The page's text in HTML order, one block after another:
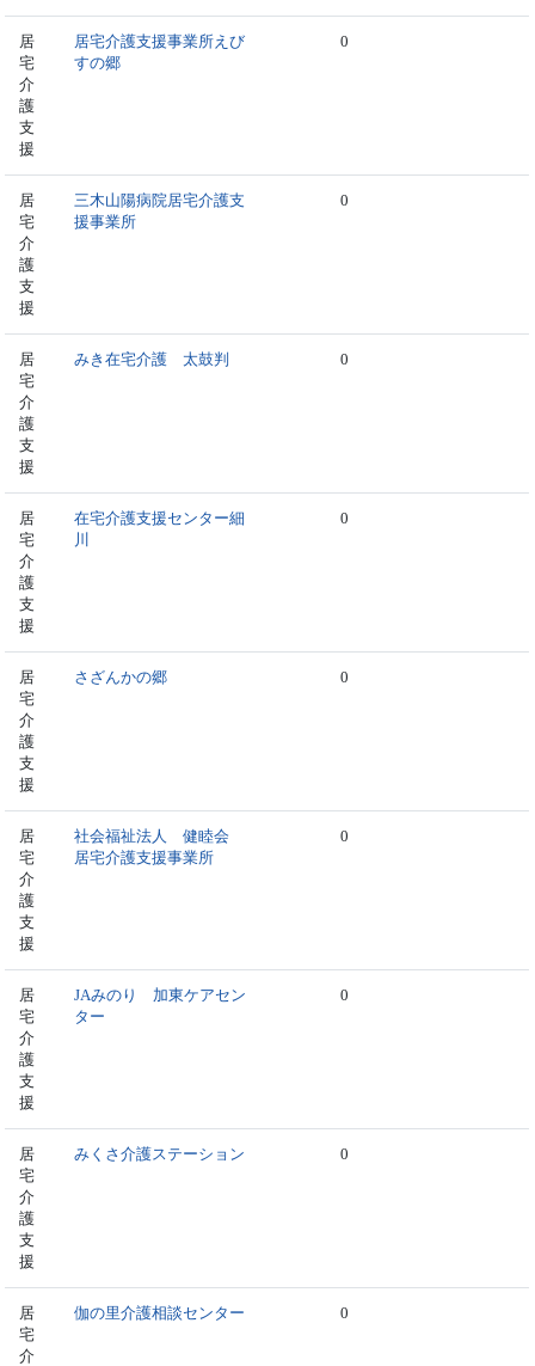
居
宅
介
護
支
援
居宅介護支援事業所えび
すの郷
0
居
宅
介
護
支
援
三木山陽病院居宅介護支
援事業所
0
居
宅
介
護
支
援
みき在宅介護 太鼓判 0
居
宅
介
護
支
援
在宅介護支援センター細
川
0
居
宅
介
護
支
援
さざんかの郷 0
居
宅
介
護
支
援
社会福祉法人 健睦会
居宅介護支援事業所
0
居
宅
介
護
支
援
JAみのり 加東ケアセン
ター
0
居
宅
介
護
支
援
みくさ介護ステーション 0
居
宅
介
伽の里介護相談センター 0